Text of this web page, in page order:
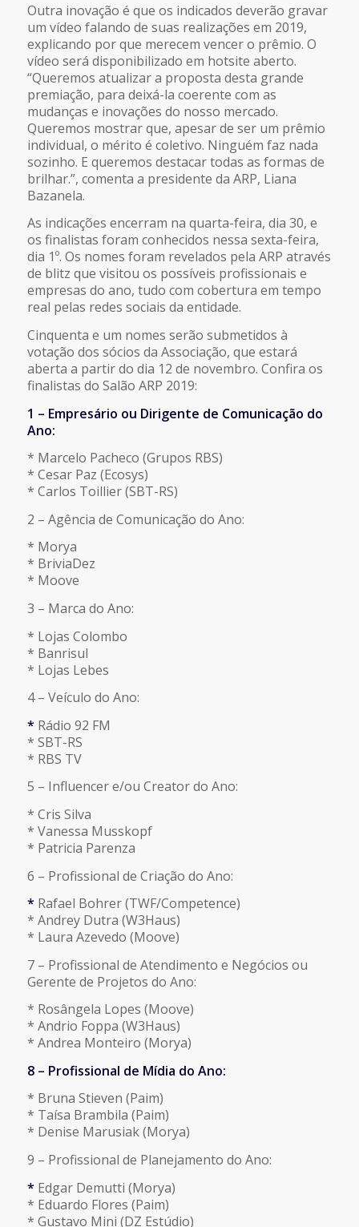
Outra inovação é que os indicados deverão gravar
um vídeo falando de suas realizações em 2019,
explicando por que merecem vencer o prêmio. O
vídeo será disponibilizado em hotsite aberto.
“Queremos atualizar a proposta desta grande
premiação, para deixá-la coerente com as
mudanças e inovações do nosso mercado.
Queremos mostrar que, apesar de ser um prêmio
individual, o mérito é coletivo. Ninguém faz nada
sozinho. E queremos destacar todas as formas de
brilhar.”, comenta a presidente da ARP, Liana
Bazanela.
As indicações encerram na quarta-feira, dia 30, e
os finalistas foram conhecidos nessa sexta-feira,
dia 1º. Os nomes foram revelados pela ARP através
de blitz que visitou os possíveis profissionais e
empresas do ano, tudo com cobertura em tempo
real pelas redes sociais da entidade.
Cinquenta e um nomes serão submetidos à
votação dos sócios da Associação, que estará
aberta a partir do dia 12 de novembro. Confira os
finalistas do Salão ARP 2019:
1 – Empresário ou Dirigente de Comunicação do
Ano:
* Marcelo Pacheco (Grupos RBS)
* Cesar Paz (Ecosys)
* Carlos Toillier (SBT-RS)
2 – Agência de Comunicação do Ano:
* Morya
* BriviaDez
* Moove
3 – Marca do Ano:
* Lojas Colombo
* Banrisul
* Lojas Lebes
4 – Veículo do Ano:
* Rádio 92 FM
* SBT-RS
* RBS TV
5 – Influencer e/ou Creator do Ano:
* Cris Silva
* Vanessa Musskopf
* Patricia Parenza
6 – Profissional de Criação do Ano:
* Rafael Bohrer (TWF/Competence)
* Andrey Dutra (W3Haus)
* Laura Azevedo (Moove)
7 – Profissional de Atendimento e Negócios ou
Gerente de Projetos do Ano:
* Rosângela Lopes (Moove)
* Andrio Foppa (W3Haus)
* Andrea Monteiro (Morya)
8 – Profissional de Mídia do Ano:
* Bruna Stieven (Paim)
* Taísa Brambila (Paim)
* Denise Marusiak (Morya)
9 – Profissional de Planejamento do Ano:
* Edgar Demutti (Morya)
* Eduardo Flores (Paim)
* Gustavo Mini (DZ Estúdio)